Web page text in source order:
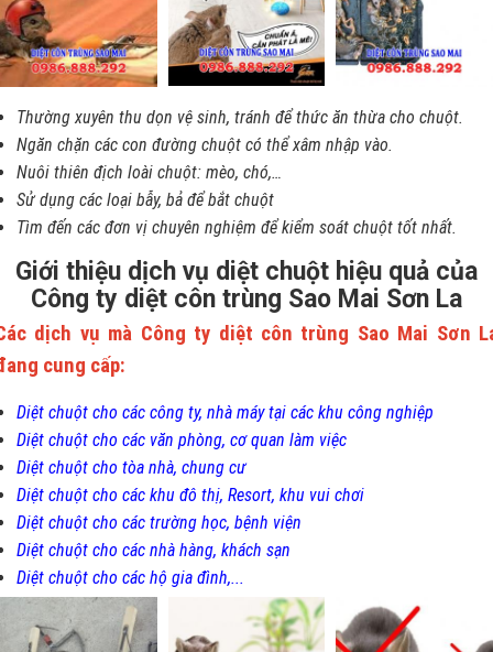
Thường xuyên thu dọn vệ sinh, tránh để thức ăn thừa cho chuột.
Ngăn chặn các con đường chuột có thể xâm nhập vào.
Nuôi thiên địch loài chuột: mèo, chó,…
Sử dụng các loại bẫy, bả để bắt chuột
Tìm đến các đơn vị chuyên nghiệm để kiểm soát chuột tốt nhất.
Giới thiệu dịch vụ diệt chuột hiệu quả của
Công ty diệt côn trùng Sao Mai Sơn La
dịch vụ mà Công ty diệt côn trùng Sao Mai Sơn
cung cấp:
Diệt chuột cho các công ty, nhà máy tại các khu công nghiệp
Diệt chuột cho các văn phòng, cơ quan làm việc
Diệt chuột cho tòa nhà, chung cư
Diệt chuột cho các khu đô thị, Resort, khu vui chơi
Diệt chuột cho các trường học, bệnh viện
Diệt chuột cho các nhà hàng, khách sạn
Diệt chuột cho các hộ gia đình,...